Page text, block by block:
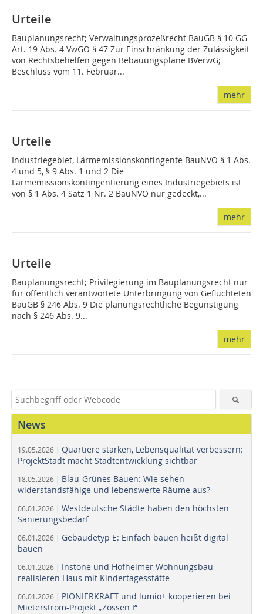
Urteile
Bauplanungsrecht; Verwaltungsprozeßrecht BauGB § 10 GG
Art. 19 Abs. 4 VwGO § 47 Zur Einschränkung der Zulässigkeit
von Rechtsbehelfen gegen Bebauungspläne BVerwG;
Beschluss vom 11. Februar...
mehr
Urteile
Industriegebiet, Lärmemissionskontingente BauNVO § 1 Abs.
4 und 5, § 9 Abs. 1 und 2 Die
Lärmemissionskontingentierung eines Industriegebiets ist
von § 1 Abs. 4 Satz 1 Nr. 2 BauNVO nur gedeckt,...
mehr
Urteile
Bauplanungsrecht; Privilegierung im Bauplanungsrecht nur
für öffentlich verantwortete Unterbringung von Geflüchteten
BauGB § 246 Abs. 9 Die planungsrechtliche Begünstigung
nach § 246 Abs. 9...
mehr
News
19.05.2026 | Quartiere stärken, Lebensqualität verbessern:
ProjektStadt macht Stadtentwicklung sichtbar
18.05.2026 | Blau-Grünes Bauen: Wie sehen
widerstandsfähige und lebenswerte Räume aus?
06.01.2026 | Westdeutsche Städte haben den höchsten
Sanierungsbedarf
06.01.2026 | Gebäudetyp E: Einfach bauen heißt digital
bauen
06.01.2026 | Instone und Hofheimer Wohnungsbau
realisieren Haus mit Kindertagesstätte
06.01.2026 | PIONIERKRAFT und lumio+ kooperieren bei
Mieterstrom-Projekt „Zossen I“